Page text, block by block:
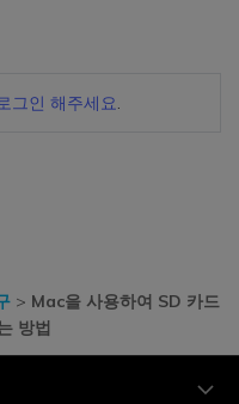
그인 해주세요.
> Mac을 사용하여 SD 카드
방법